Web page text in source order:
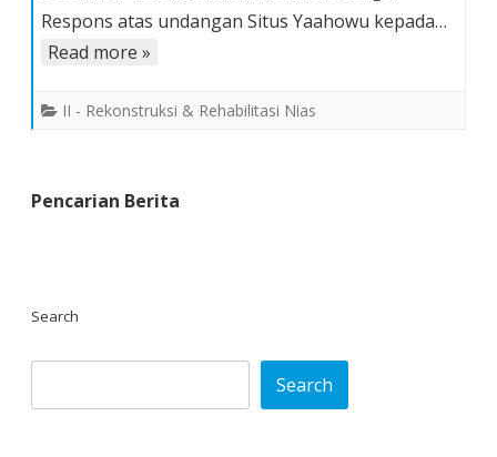
Tahun
Respons atas undangan Situs Yaahowu kepada…
Read more »
II - Rekonstruksi & Rehabilitasi Nias
Pencarian Berita
Search
Search